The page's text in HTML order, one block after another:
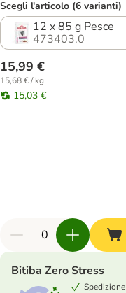
Scegli l'articolo (6 varianti)
12 x 85 g Pesce
473403.0
15,99 €
15,68 € / kg
15,03 €
Bitiba Zero Stress